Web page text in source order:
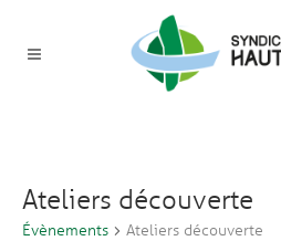
Ateliers découverte
Évènements Ateliers découverte